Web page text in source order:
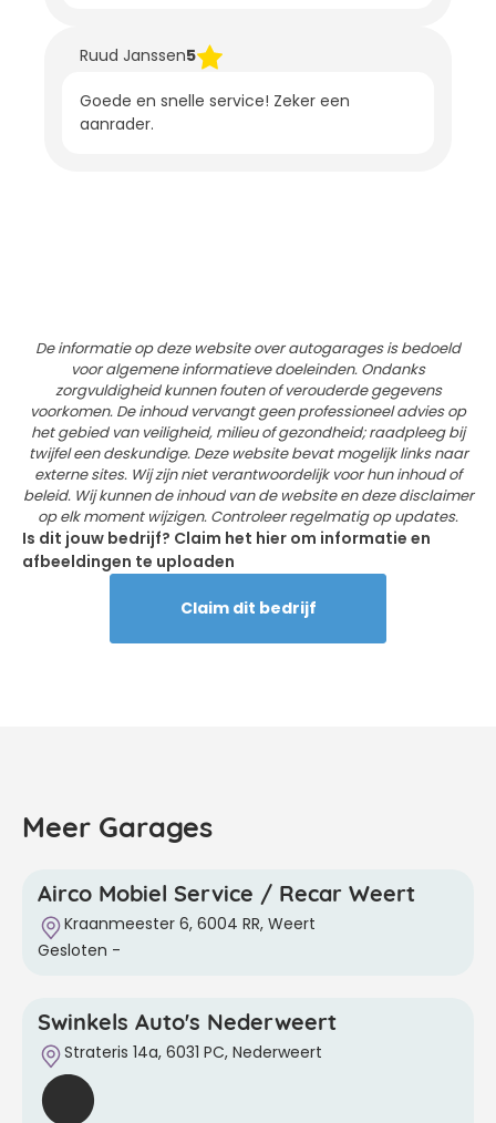
Ruud Janssen5
Goede en snelle service! Zeker een
aanrader.
De informatie op deze website over autogarages is bedoeld
voor algemene informatieve doeleinden. Ondanks
zorgvuldigheid kunnen fouten of verouderde gegevens
voorkomen. De inhoud vervangt geen professioneel advies op
het gebied van veiligheid, milieu of gezondheid; raadpleeg bij
twijfel een deskundige. Deze website bevat mogelijk links naar
externe sites. Wij zijn niet verantwoordelijk voor hun inhoud of
beleid. Wij kunnen de inhoud van de website en deze disclaimer
op elk moment wijzigen. Controleer regelmatig op updates.
Is dit jouw bedrijf? Claim het hier om informatie en
afbeeldingen te uploaden
Claim dit bedrijf
Meer Garages
Airco Mobiel Service / Recar Weert
Kraanmeester 6, 6004 RR, Weert
Gesloten -
Swinkels Auto's Nederweert
Strateris 14a, 6031 PC, Nederweert